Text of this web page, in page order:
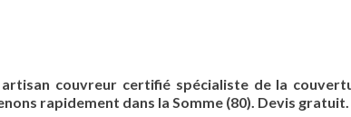
artisan couvreur certifié spécialiste de la
rapidement dans la Somme (80). Devis gratuit.